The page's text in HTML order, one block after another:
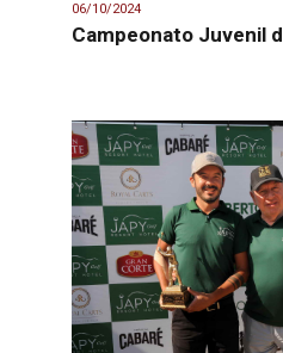
06/10/2024
Campeonato Juvenil